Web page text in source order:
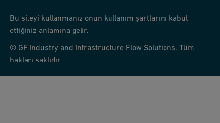
Bu siteyi kullanmanız onun kullanım şartlarını kabul
ettiğiniz anlamına gelir.
© GF Industry and Infrastructure Flow Solutions. Tüm
hakları saklıdır.